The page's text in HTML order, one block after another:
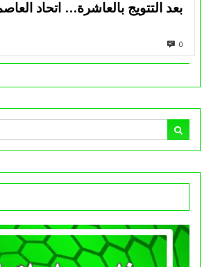
بعد التتويج بالعاشرة… اتحاد
0